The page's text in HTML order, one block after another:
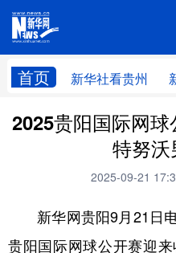
首页 新华社看贵州
新华社看贵州 新观察
贵州领导
畅游贵州 数字贵州
2025贵阳国际网
特努
2025-09-21
新华网贵阳9月21日电
贵阳国际网球公开赛迎